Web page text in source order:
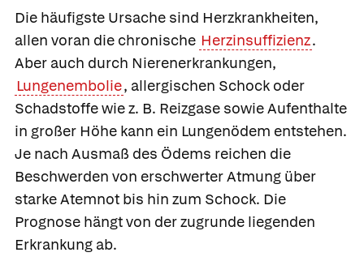
Die häufigste Ursache sind Herzkrankheiten,
allen voran die chronische Herzinsuffizienz.
Aber auch durch Nierenerkrankungen,
Lungenembolie, allergischen Schock oder
Schadstoffe wie z. B. Reizgase sowie Aufenthalte
in großer Höhe kann ein Lungenödem entstehen.
Je nach Ausmaß des Ödems reichen die
Beschwerden von erschwerter Atmung über
starke Atemnot bis hin zum Schock. Die
Prognose hängt von der zugrunde liegenden
Erkrankung ab.